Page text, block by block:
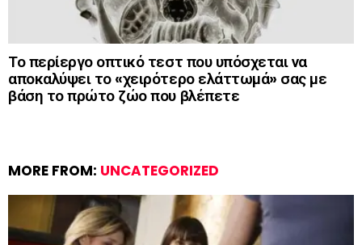
Το περίεργο οπτικό τεστ που υπόσχεται να
αποκαλύψει το «χειρότερο ελάττωμά» σας με
βάση το πρώτο ζώο που βλέπετε
MORE FROM: UNCATEGORIZED